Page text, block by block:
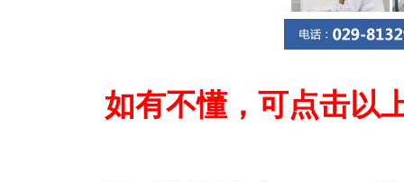
如有不懂，可点击以